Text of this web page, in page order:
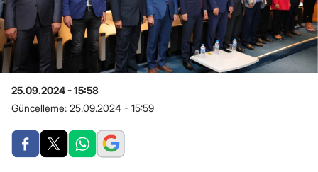
25.09.2024 - 15:58
Güncelleme: 25.09.2024 - 15:59